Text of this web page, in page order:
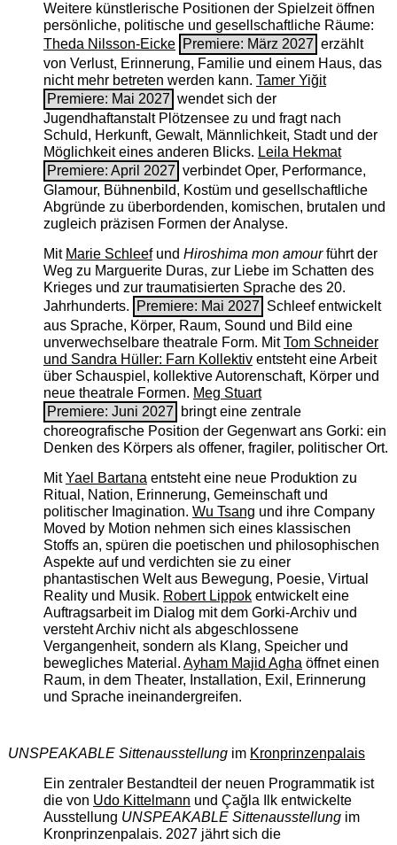
Weitere künstlerische Positionen der Spielzeit öffnen
persönliche, politische und gesellschaftliche Räume:
Theda Nilsson-Eicke Premiere: März 2027 erzählt
von Verlust, Erinnerung, Familie und einem Haus, das
nicht mehr betreten werden kann. Tamer Yiğit
Premiere: Mai 2027 wendet sich der
Jugendhaftanstalt Plötzensee zu und fragt nach
Schuld, Herkunft, Gewalt, Männlichkeit, Stadt und der
Möglichkeit eines anderen Blicks. Leila Hekmat
Premiere: April 2027 verbindet Oper, Performance,
Glamour, Bühnenbild, Kostüm und gesellschaftliche
Abgründe zu überbordenden, komischen, brutalen und
zugleich präzisen Formen der Analyse.
Mit Marie Schleefund Hiroshima mon amourführt der
Weg zu Marguerite Duras, zur Liebe im Schatten des
Krieges und zur traumatisierten Sprache des 20.
Jahrhunderts.
Premiere: Mai 2027 Schleef entwickelt
aus Sprache, Körper, Raum, Sound und Bild eine
unverwechselbare theatrale Form. MitTom Schneider
und Sandra Hüller: Farn Kollektiventsteht eine Arbeit
über Schauspiel, kollektive Autorenschaft, Körper und
neue theatrale Formen. Meg Stuart
Premiere: Juni 2027
bringt eine zentrale
choreografische Position der Gegenwart ans Gorki: ein
Denken des Körpers als offener, fragiler, politischer Ort.
MitYael Bartanaentsteht eine neue Produktion zu
Ritual, Nation, Erinnerung, Gemeinschaft und
politischer Imagination. Wu Tsang und ihre Company
Moved by Motion nehmen sich eines klassischen
Stoffs an, spüren die poetischen und philosophischen
Aspekte auf und verdichten sie zu einer
phantastischen Welt aus Bewegung, Poesie, Virtual
Reality und Musik. Robert Lippokentwickelt eine
Auftragsarbeit im Dialog mit dem Gorki-Archiv und
versteht Archiv nicht als abgeschlossene
Vergangenheit, sondern als Klang, Speicher und
bewegliches Material. Ayham Majid Aghaöffnet einen
Raum, in dem Theater, Installation, Exil, Erinnerung
und Sprache ineinandergreifen.
UNSPEAKABLE Sittenausstellungim Kronprinzenpalais
Ein zentraler Bestandteil der neuen Programmatik ist
die von Udo Kittelmann und Çağla Ilk entwickelte
Ausstellung UNSPEAKABLE Sittenausstellungim
Kronprinzenpalais. 2027 jährt sich die